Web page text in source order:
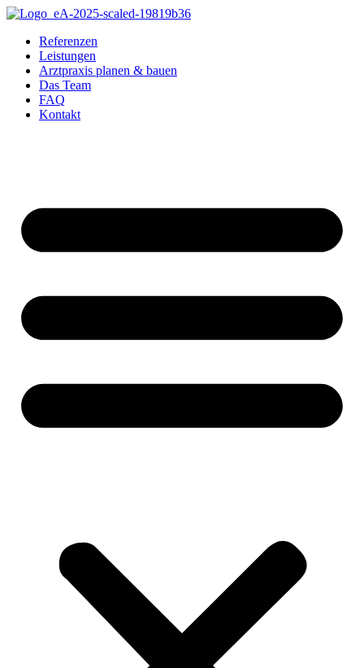
Referenzen
Leistungen
Arztpraxis planen & bauen
Das Team
FAQ
Kontakt